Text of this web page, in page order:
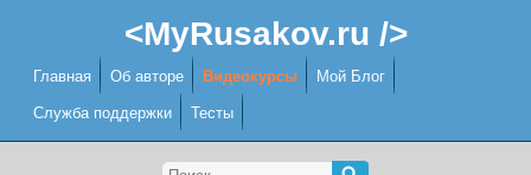
<MyRusakov.ru />
Главная Об авторе Видеокурсы Мой Блог
Служба поддержки Тесты